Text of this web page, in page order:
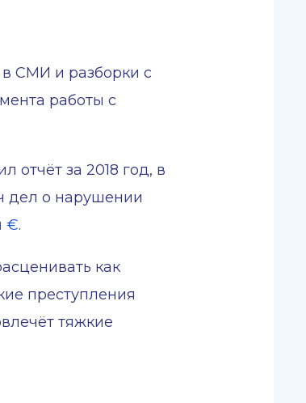
СМИ и разборки с
работы с
отчёт за 2018 год, в
дел о нарушении
€.
как
преступления
тяжкие